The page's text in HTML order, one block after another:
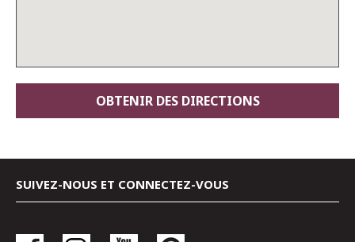
SUIVEZ-NOUS ET CONNECTEZ-VOUS